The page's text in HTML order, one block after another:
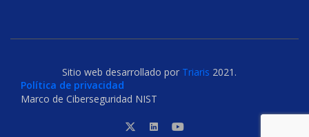
Sitio web desarrollado por Triaris 2021.
Política de privacidad
Marco de Ciberseguridad NIST